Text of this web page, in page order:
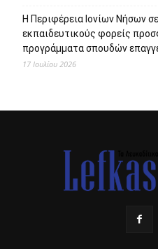
Η Περιφέρεια Ιονίων Νήσων
εκπαιδευτικούς φορείς
προγράμματα σπουδών
17 Ιουλίου 2026